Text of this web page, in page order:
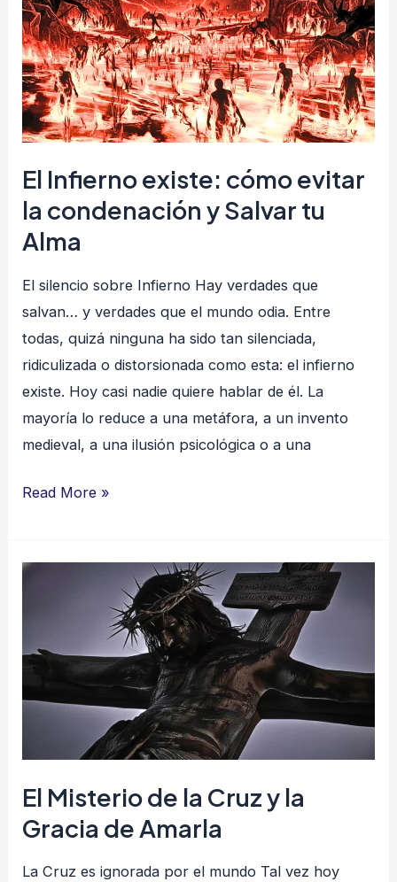
El Infierno existe: cómo evitar
la condenación y Salvar tu
Alma
El silencio sobre Infierno Hay verdades que
salvan… y verdades que el mundo odia. Entre
todas, quizá ninguna ha sido tan silenciada,
ridiculizada o distorsionada como esta: el infierno
existe. Hoy casi nadie quiere hablar de él. La
mayoría lo reduce a una metáfora, a un invento
medieval, a una ilusión psicológica o a una
existe:
cómo
evitar
la
condenación
y
Salvar
Alma
Read More »
El Misterio de la Cruz y la
Gracia de Amarla
La Cruz es ignorada por el mundo Tal vez hoy
El
la
y
Gracia
de